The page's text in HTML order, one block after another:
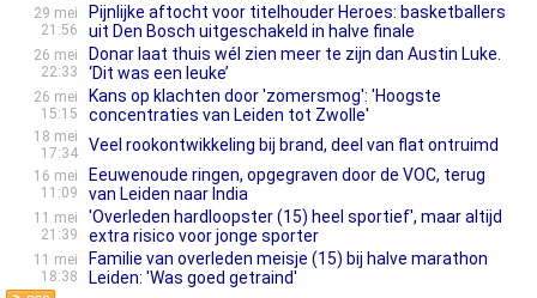
29 mei
21:56
Pijnlijke aftocht voor titelhouder Heroes: basketballers
uit Den Bosch uitgeschakeld in halve finale
26 mei
22:33
Donar laat thuis wél zien meer te zijn dan Austin Luke.
‘Dit was een leuke’
26 mei
15:15
Kans op klachten door 'zomersmog': 'Hoogste
concentraties van Leiden tot Zwolle'
18 mei
17:34
Veel rookontwikkeling bij brand, deel van flat ontruimd
16 mei
11:09
Eeuwenoude ringen, opgegraven door de VOC, terug
van Leiden naar India
11 mei
21:39
'Overleden hardloopster (15) heel sportief', maar altijd
extra risico voor jonge sporter
11 mei
18:38
Familie van overleden meisje (15) bij halve marathon
Leiden: 'Was goed getraind'